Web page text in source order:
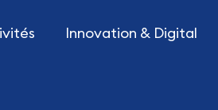
Innovation & Digital